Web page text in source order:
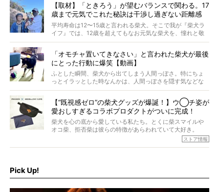
【取材】「ときろう」が望むバランスで関わる。17
歳まで元気でこれた秘訣は干渉し過ぎない距離感
#38ときろう
平均寿命は12〜15歳と言われる柴犬。そこで我が『柴犬ラ
イフ』では、12歳を超えてもなお元気な柴犬を、憧れと敬
意を込めて“レジェンド柴”と呼んでいます。 この特集で
ォーカスし、その元気の秘訣や、老犬と暮らすうえで大切
だと思うことを、オーナーさんに語っていただきます。今
回登場してくれたのは、17歳のときろうくん。小さい頃か
ら食が細かったため、何でも食べさせてきたということで
「オモチャ置いてきなさい」と言われた柴犬が最後
にとった行動に爆笑【動画】
ふとした瞬間、柴犬から出てしまう人間っぽさ。特にちょ
っとイラッとした時なんかは、人間っぽさを隠す気などな
いように見えます。もしかして本当の本当は、中身は人間
【“既視感ゼロ”の柴犬グッズが爆誕！】ウ◯チ姿が
愛おしすぎるコラボプロダクトがついに完成！
柴犬を心の底から愛している私たち。とくに柴スマイルや
オコ柴、拒否柴は彼らの特徴があらわれていて大好き。
でもちょっと待て…もうひとつ、忘れてはならない愛おしい
ストア情報
Pick Up!